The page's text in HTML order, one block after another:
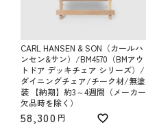
CARL HANSEN & SON（カールハ
ンセン&サン）/BM4570（BMアウ
トドア デッキチェア シリーズ）/
ダイニングチェア/チーク材/無塗
装 【納期】約3～4週間（メーカー
欠品時を除く）
58,300